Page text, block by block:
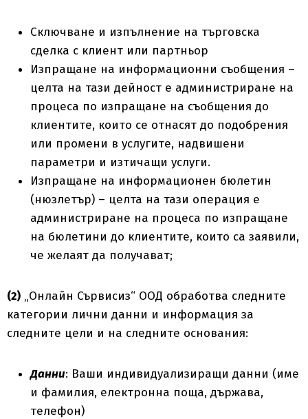
Сключване и изпълнение на търговска
сделка с клиент или партньор
Изпращане на информационни съобщения –
целта на тази дейност е администриране на
процеса по изпращане на съобщения до
клиентите, които се отнасят до подобрения
или промени в услугите, надвишени
параметри и изтичащи услуги.
Изпращане на информационен бюлетин
(нюзлетър) – целта на тази операция е
администриране на процеса по изпращане
на бюлетини до клиентите, които са заявили,
че желаят да получават;
(2) „Онлайн Сървисиз“ ООД обработва следните
категории лични данни и информация за
следните цели и на следните основания:
Данни: Ваши индивидуализиращи данни (име
и фамилия, електронна поща, държава,
телефон)